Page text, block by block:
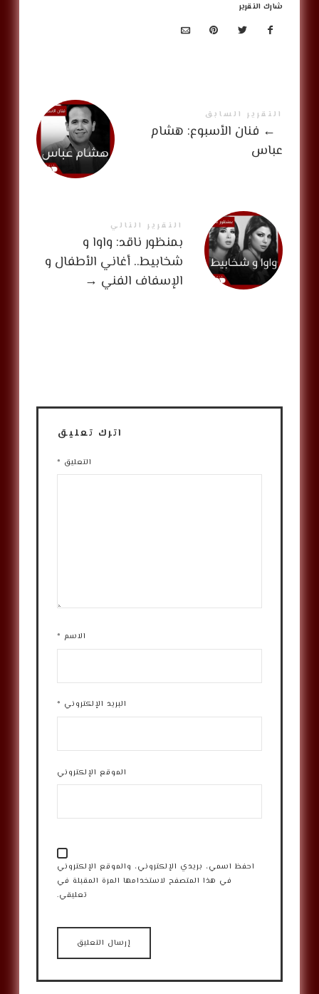
شارك التقرير
التقرير السابق
← فنان الأسبوع: هشام
عباس
التقرير التالي
بمنظور ناقد: واوا و
شخابيط.. أغاني الأطفال و
الإسفاف الفني →
اترك تعليق
التعليق *
الاسم *
البريد الإلكتروني *
الموقع الإلكتروني
احفظ اسمي، بريدي الإلكتروني، والموقع الإلكتروني
في هذا المتصفح لاستخدامها المرة المقبلة في
تعليقي.